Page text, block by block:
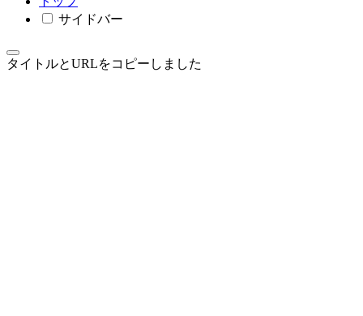
サイドバー
タイトルとURLをコピーしました